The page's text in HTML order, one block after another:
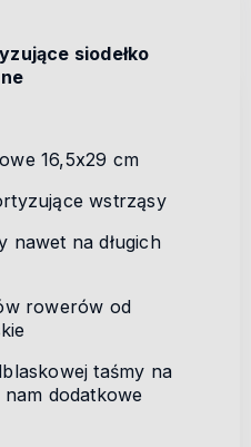
siodełko
16,5x29 cm
wstrząsy
nawet na długich
rowerów od
taśmy na
nam dodatkowe